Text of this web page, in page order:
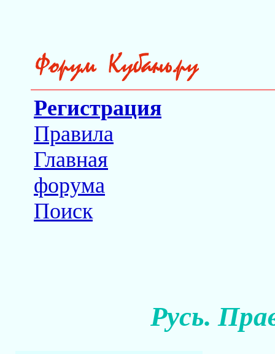
Регистрация
Правила
Главная
форума
Поиск
Русь.